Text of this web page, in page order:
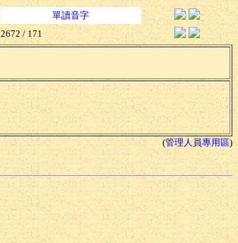
單讀音字
2672 / 171
(管理人員專用區)